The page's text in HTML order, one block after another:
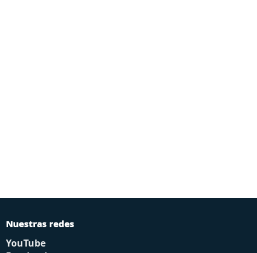
Nuestras redes
YouTube